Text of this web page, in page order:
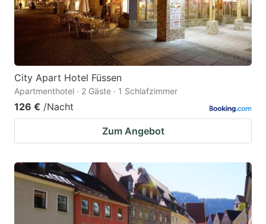
City Apart Hotel Füssen
Apartmenthotel · 2 Gäste · 1 Schlafzimmer
126 € /Nacht
Zum Angebot